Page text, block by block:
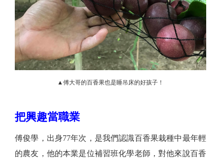
▲傅大哥的百香果也是睡吊床的好孩子！
把興趣當職業
傅俊學，出身77年次，是我們認識百香果栽種中最年輕
的農友，他的本業是位補習班化學老師，對他來說百香